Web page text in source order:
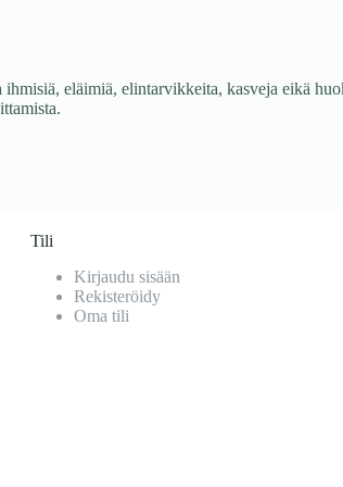
eläimiä, elintarvikkeita, kasveja eikä
Tili
Kirjaudu sisään
Rekisteröidy
Oma tili